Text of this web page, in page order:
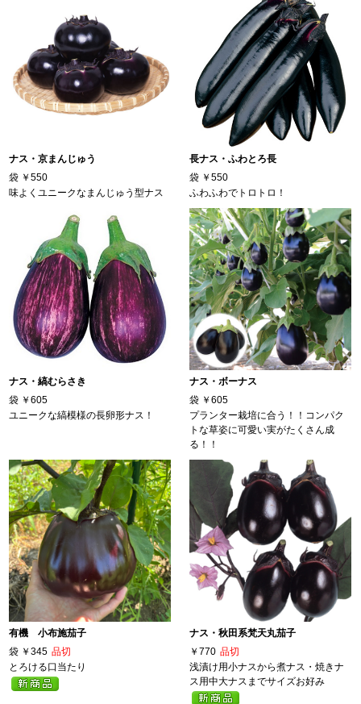
ナス・京まんじゅう
袋 ￥550
味よくユニークなまんじゅう型ナス
長ナス・ふわとろ長
袋 ￥550
ふわふわでトロトロ！
ナス・縞むらさき
袋 ￥605
ユニークな縞模様の長卵形ナス！
ナス・ボーナス
袋 ￥605
プランター栽培に合う！！コンパク
トな草姿に可愛い実がたくさん成
る！！
有機 小布施茄子
袋 ￥345 品切
とろける口当たり
ナス・秋田系梵天丸茄子
￥770 品切
浅漬け用小ナスから煮ナス・焼きナ
ス用中大ナスまでサイズお好み